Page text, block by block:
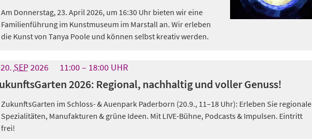
Am Donnerstag, 23. April 2026, um 16:30 Uhr bieten wir eine
Familienführung im Kunstmuseum im Marstall an. Wir erleben
die Kunst von Tanya Poole und können selbst kreativ werden.
20. SEP2026 11:00 18:00UHR
2026: Regional, nachhaltig und voller Genuss!
ZukunftsGarten im Schloss- & Auenpark Paderborn (20.9., 11–18 Uhr): Erleben Sie regionale
Spezialitäten, Manufakturen & grüne Ideen. Mit LIVE-Bühne, Podcasts & Impulsen. Eintritt
frei!